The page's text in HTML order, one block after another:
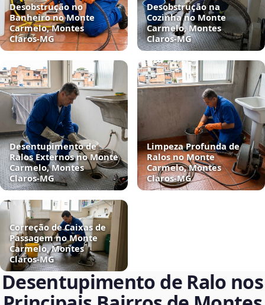
Desobstrução no
Banheiro no Monte
Carmelo, Montes
Claros‑MG
Desobstrução na
Cozinha no Monte
Carmelo, Montes
Claros‑MG
Desentupimento de
Ralos Externos no Monte
Carmelo, Montes
Claros‑MG
Limpeza Profunda de
Ralos no Monte
Carmelo, Montes
Claros‑MG
Correção de Caixas de
Passagem no Monte
Carmelo, Montes
Claros‑MG
Desentupimento de Ralo nos